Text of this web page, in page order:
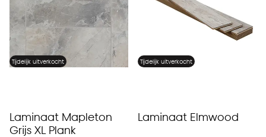
Tijdelijk uitverkocht
Laminaat Mapleton
Grijs XL Plank
Tijdelijk uitverkocht
Laminaat Elmwood